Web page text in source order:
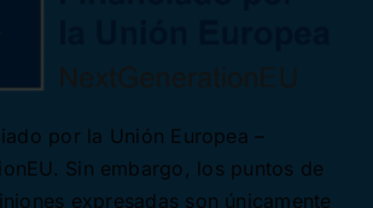
por la Unión Europea –
Sin embargo, los puntos de
expresadas son únicamente